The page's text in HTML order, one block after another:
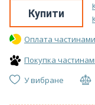
Купити
Оплата частинами
Покупка
У вибране